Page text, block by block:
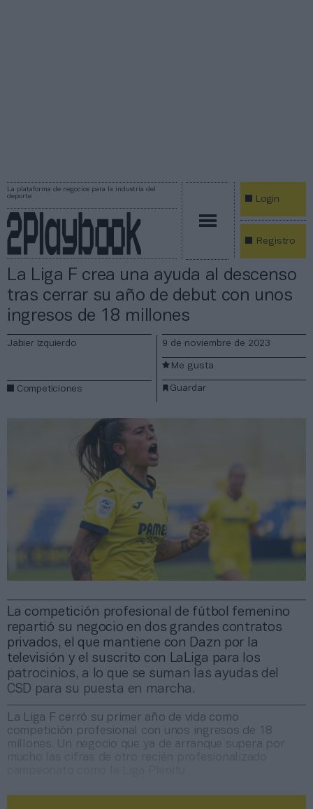
La plataforma de negocios para la industria del
deporte
Login
Registro
La Liga F crea una ayuda al descenso
tras cerrar su año de debut con unos
ingresos de 18 millones
La competición profesional de fútbol femenino
repartió su negocio en dos grandes contratos
privados, el que mantiene con Dazn por la
televisión y el suscrito con LaLiga para los
patrocinios, a lo que se suman las ayudas del
CSD para su puesta en marcha.
Jabier Izquierdo
Competiciones
9 de noviembre de 2023
Guardar
Me gusta
La Liga F cerró su primer año de vida como
competición profesional con unos ingresos de 18
millones. Un negocio que ya de arranque supera por